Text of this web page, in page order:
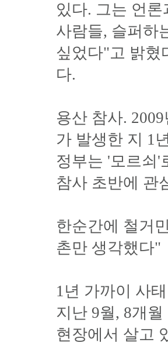
있다. 그는 언
사람들, 슬퍼하
싶었다"고 밝혔
다.
용산 참사.
가 발생한 지 1
정부는 '모르쇠'
참사 초반에 관
한순간에 철거
촌만 생각했다"
1년 가까이 사
지난 9월, 8개
현장에서 살고